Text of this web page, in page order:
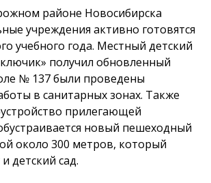
районе Новосибирска
учреждения активно готовятся
учебного года. Местный детский
получил обновленный
№ 137 были проведены
в санитарных зонах. Также
прилегающей
новый пешеходный
около 300 метров, который
детский сад.